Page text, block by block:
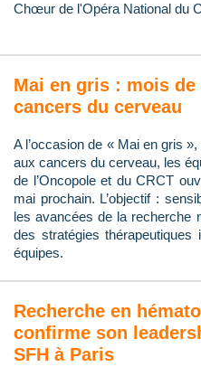
Chœur de l'Opéra National du
Mai en gris : mois
cancers du cerveau
A l’occasion de « Mai en gris
aux cancers du cerveau, les
de l’Oncopole et du CRCT
mai prochain. L’objectif :
les avancées de la recherche
des stratégies thérapeutiques
équipes.
Recherche en
confirme son
SFH à Paris